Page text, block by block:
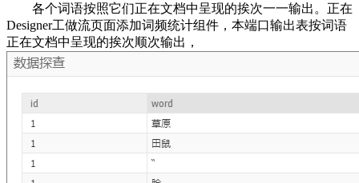
各个词语按照它们正在文档中呈现的挨次一一输出。正在
Designer工做流页面添加词频统计组件，本端口输出表按词语
正在文档中呈现的挨次顺次输出，